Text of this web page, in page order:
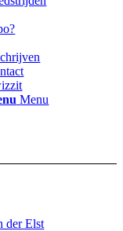
Menu
der Elst